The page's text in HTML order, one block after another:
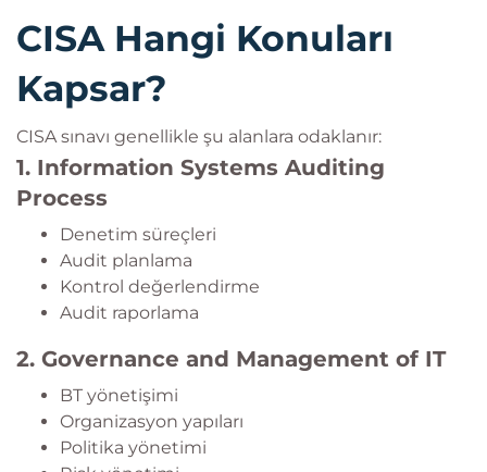
CISA Hangi Konuları
Kapsar?
CISA sınavı genellikle şu alanlara odaklanır:
1. Information Systems Auditing
Process
Denetim süreçleri
Audit planlama
Kontrol değerlendirme
Audit raporlama
2. Governance and Management of IT
BT yönetişimi
Organizasyon yapıları
Politika yönetimi